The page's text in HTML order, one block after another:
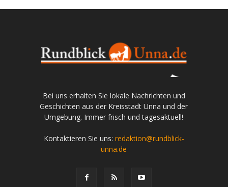
Bei uns erhalten Sie lokale Nachrichten und
Geschichten aus der Kreisstadt Unna und der
Umgebung. Immer frisch und tagesaktuell!
Kontaktieren Sie uns: redaktion@rundblick-
unna.de